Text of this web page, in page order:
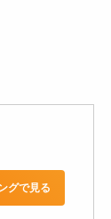
グで見る